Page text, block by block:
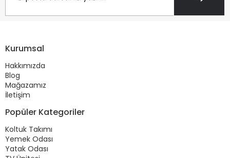
Kurumsal
Hakkımızda
Blog
Mağazamız
İletişim
Popüler Kategoriler
Koltuk Takımı
Yemek Odası
Yatak Odası